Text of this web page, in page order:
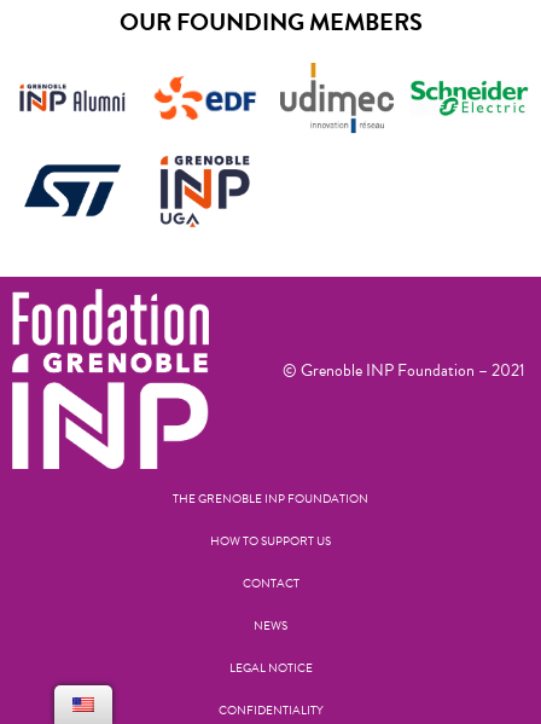
OUR FOUNDING MEMBERS
© Grenoble INP Foundation – 2021
THE GRENOBLE INP FOUNDATION
HOW TO SUPPORT US
CONTACT
NEWS
LEGAL NOTICE
CONFIDENTIALITY